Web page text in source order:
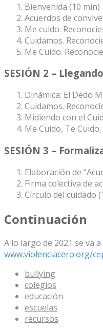
Bienvenida (10 min)
Acuerdos de
Me cuido.
Cuidamos.
Me Cuido.
SESIÓN 2 –
Dinámica: El Dedo
Cuidamos.
Midiendo con el
Me Cuido, Te
SESIÓN 3 –
Elaboración de
Firma colectiva de
Círculo del cuidado
Continuación
A lo largo de 2021 se va
www.violenciacero.org/
bullying
colegios
educación
escuelas
recursos